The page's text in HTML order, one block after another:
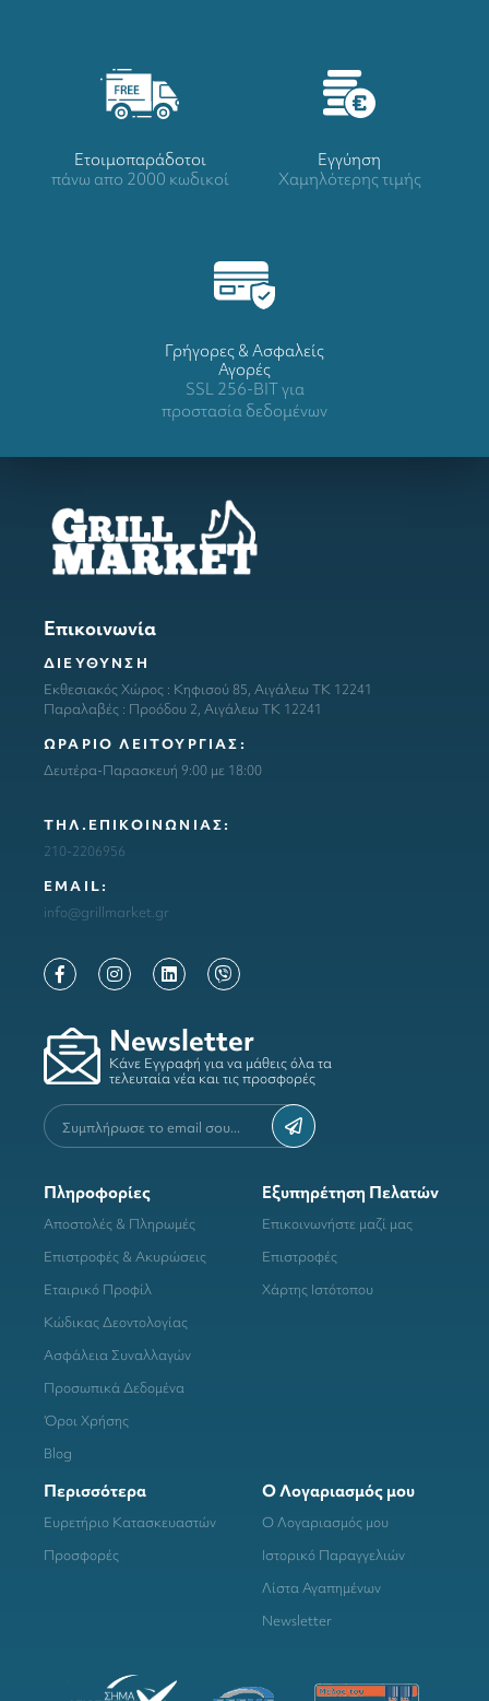
Ετοιμοπαράδοτοι
πάνω απο 2000 κωδικοί
Eγγύηση
Χαμηλότερης τιμής
Γρήγορες & Ασφαλείς
Αγορές
SSL 256-BIT για
προστασία δεδομένων
Επικοινωνία
ΔΙΕΥΘΥΝΣΗ
Εκθεσιακός Χώρος : Κηφισού 85, Αιγάλεω ΤΚ 12241
Παραλαβές : Προόδου 2, Αιγάλεω ΤΚ 12241
ΩΡΑΡΙΟ ΛΕΙΤΟΥΡΓΙΑΣ:
Δευτέρα-Παρασκευή 9:00 με 18:00
ΤΗΛ.ΕΠΙΚΟΙΝΩΝΙΑΣ:
210-2206956
ΕΜΑΙL:
info@grillmarket.gr
Newsletter
Κάνε Εγγραφή για να μάθεις όλα τα
τελευταία νέα και τις προσφορές
Πληροφορίες
Αποστολές & Πληρωμές
Επιστροφές & Ακυρώσεις
Εταιρικό Προφίλ
Κώδικας Δεοντολογίας
Ασφάλεια Συναλλαγών
Προσωπικά Δεδομένα
Όροι Χρήσης
Blog
Εξυπηρέτηση Πελατών
Επικοινωνήστε μαζί μας
Επιστροφές
Χάρτης Ιστότοπου
Περισσότερα
Ευρετήριο Κατασκευαστών
Προσφορές
Ο Λογαριασμός μου
Ο Λογαριασμός μου
Ιστορικό Παραγγελιών
Λίστα Αγαπημένων
Newsletter